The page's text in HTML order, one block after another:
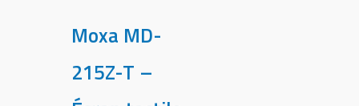
Moxa MD-
215Z-T –